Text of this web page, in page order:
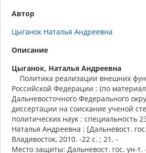
Автор
Цыганок Наталья Андреевна
Описание
Цыганок, Наталья Андреевна
Политика реализации внешних
Российской Федерации : (по
Дальневосточного Федерального
диссертации на соискание ученой
политических наук : специальность
Наталья Андреевна ; [Дальневост.
Владивосток, 2010. -22 с. ; 21. -
Место защиты: Дальневост. гос. ун-т.